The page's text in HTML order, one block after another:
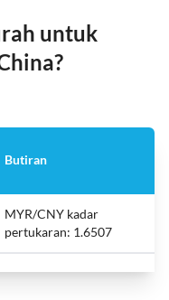
untuk
Butiran
MYR/CNY kadar
pertukaran: 1.6507